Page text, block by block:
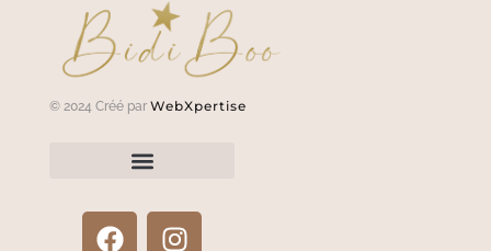
© 2024 Créé par WebXpertise